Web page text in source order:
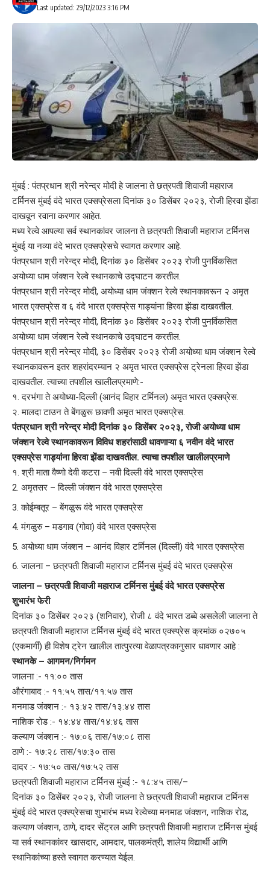
Last updated: 29/12/2023 3:16 PM
मुंबई : पंतप्रधान श्री नरेन्द्र मोदी हे जालना ते छत्रपती शिवाजी महाराज
टर्मिनस मुंबई वंदे भारत एक्सप्रेसला दिनांक ३० डिसेंबर २०२३, रोजी हिरवा झेंडा
दाखवून रवाना करणार आहेत.
मध्य रेल्वे आपल्या सर्व स्थानकांवर जालना ते छत्रपती शिवाजी महाराज टर्मिनस
मुंबई या नव्या वंदे भारत एक्सप्रेसचे स्वागत करणार आहे.
पंतप्रधान श्री नरेन्द्र मोदी, दिनांक ३० डिसेंबर २०२३ रोजी पुनर्विकसित
अयोध्या धाम जंक्शन रेल्वे स्थानकाचे उद्घाटन करतील.
पंतप्रधान श्री नरेन्द्र मोदी, अयोध्या धाम जंक्शन रेल्वे स्थानकावरून २ अमृत
भारत एक्सप्रेस व ६ वंदे भारत एक्सप्रेस गाड्यांना हिरवा झेंडा दाखवतील.
पंतप्रधान श्री नरेन्द्र मोदी, दिनांक ३० डिसेंबर २०२३ रोजी पुनर्विकसित
अयोध्या धाम जंक्शन रेल्वे स्थानकाचे उद्घाटन करतील.
पंतप्रधान श्री नरेन्द्र मोदी, ३० डिसेंबर २०२३ रोजी अयोध्या धाम जंक्शन रेल्वे
स्थानकावरून इतर शहरांदरम्यान २ अमृत भारत एक्सप्रेस ट्रेनला हिरवा झेंडा
दाखवतील. त्याच्या तपशील खालीलप्रमाणे:-
१. दरभंगा ते अयोध्या-दिल्ली (आनंद विहार टर्मिनल) अमृत भारत एक्सप्रेस.
२. मालदा टाउन ते बेंगळुरू छावणी अमृत भारत एक्सप्रेस.
पंतप्रधान श्री नरेन्द्र मोदी दिनांक ३० डिसेंबर २०२३, रोजी अयोध्या धाम
जंक्शन रेल्वे स्थानकावरून विविध शहरांसाठी धावणाऱ्या ६ नवीन वंदे भारत
एक्सप्रेस गाड्यांना हिरवा झेंडा दाखवतील. त्याचा तपशील खालीलप्रमाणे
१. श्री माता वैष्णो देवी कटरा – नवी दिल्ली वंदे भारत एक्सप्रेस
अमृतसर – दिल्ली जंक्शन वंदे भारत एक्सप्रेस
कोईम्बतूर – बेंगळुरू वंदे भारत एक्सप्रेस
मंगळुरु – मडगाव (गोवा) वंदे भारत एक्सप्रेस
अयोध्या धाम जंक्शन – आनंद विहार टर्मिनल (दिल्ली) वंदे भारत एक्सप्रेस
जालना – छत्रपती शिवाजी महाराज टर्मिनस मुंबई वंदे भारत एक्सप्रेस
जालना – छत्रपती शिवाजी महाराज टर्मिनस मुंबई वंदे भारत एक्सप्रेस
शुभारंभ फेरी
दिनांक ३० डिसेंबर २०२३ (शनिवार), रोजी ८ वंदे भारत डब्बे असलेली जालना ते
छत्रपती शिवाजी महाराज टर्मिनस मुंबई वंदे भारत एक्स्प्रेस क्रमांक ०२७०५
(एकमार्गी) ही विशेष ट्रेन खालील तात्पुरत्या वेळापत्रकानुसार धावणार आहे :
स्थानके – आगमन/निर्गमन
जालना :- ११:०० तास
औरंगाबाद :- ११:५५ तास/११:५७ तास
मनमाड जंक्शन :- १३:४२ तास/१३:४४ तास
नाशिक रोड :- १४:४४ तास/१४:४६ तास
कल्याण जंक्शन :- १७:०६ तास/१७:०८ तास
ठाणे :- १७:२८ तास/१७:३० तास
दादर :- १७:५० तास/१७:५२ तास
छत्रपती शिवाजी महाराज टर्मिनस मुंबई :- १८:४५ तास/–
दिनांक ३० डिसेंबर २०२३, रोजी जालना ते छत्रपती शिवाजी महाराज टर्मिनस
मुंबई वंदे भारत एक्स्प्रेसचा शुभारंभ मध्य रेल्वेच्या मनमाड जंक्शन, नाशिक रोड,
कल्याण जंक्शन, ठाणे, दादर सेंट्रल आणि छत्रपती शिवाजी महाराज टर्मिनस मुंबई
या सर्व स्थानकांवर खासदार, आमदार, पालकमंत्री, शालेय विद्यार्थी आणि
स्थानिकांच्या हस्ते स्वागत करण्यात येईल.